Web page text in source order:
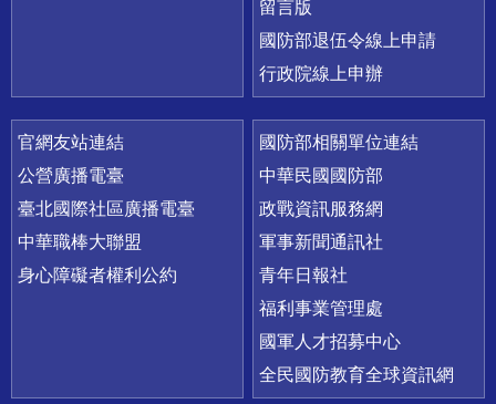
留言版
國防部退伍令線上申請
行政院線上申辦
官網友站連結
公營廣播電臺
臺北國際社區廣播電臺
中華職棒大聯盟
身心障礙者權利公約
國防部相關單位連結
中華民國國防部
政戰資訊服務網
軍事新聞通訊社
青年日報社
福利事業管理處
國軍人才招募中心
全民國防教育全球資訊網